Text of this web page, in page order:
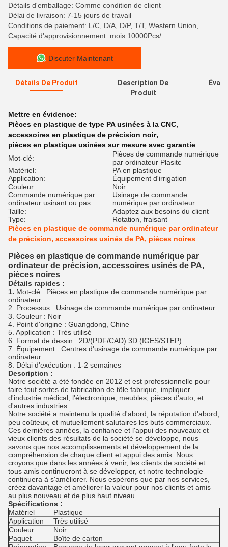
Détails d'emballage: Comme condition de client
Délai de livraison: 7-15 jours de travail
Conditions de paiement: L/C, D/A, D/P, T/T, Western Union,
Capacité d'approvisionnement: mois 10000Pcs/
Discuter Maintenant
Détails De Produit
Description De
Produit
Mettre en évidence:
Pièces en plastique de type PA usinées à la CNC,
accessoires en plastique de précision noir,
pièces en plastique usinées sur mesure avec garantie
Mot-clé:
Pièces de commande numérique
par ordinateur Plasitc
Matériel:
PA en plastique
Application:
Équipement d'irrigation
Couleur:
Noir
Commande numérique par
ordinateur usinant ou pas:
Usinage de commande
numérique par ordinateur
Taille:
Adaptez aux besoins du client
Type:
Rotation, fraisant
Pièces en plastique de commande numérique par ordinateur
de précision, accessoires usinés de PA, pièces noires
Pièces en plastique de commande numérique par
ordinateur de précision, accessoires usinés de PA,
pièces noires
Détails rapides :
1. Mot-clé : Pièces en plastique de commande numérique par
ordinateur
2. Processus : Usinage de commande numérique par ordinateur
3. Couleur : Noir
4. Point d'origine : Guangdong, Chine
5. Application : Très utilisé
6. Format de dessin : 2D/(PDF/CAD) 3D (IGES/STEP)
7. Équipement : Centres d'usinage de commande numérique par
ordinateur
8. Délai d'exécution : 1-2 semaines
Description :
Notre société a été fondée en 2012 et est professionnelle pour
faire tout sortes de fabrication de tôle fabrique, impliquer
d'industrie médical, l'électronique, meubles, pièces d'auto, et
d'autres industries.
Notre société a maintenu la qualité d'abord, la réputation d'abord,
peu coûteux, et mutuellement salutaires les buts commerciaux.
Ces dernières années, la confiance et l'appui des nouveaux et
vieux clients des résultats de la société se développe, nous
savons que nos accomplissements et développement de la
compréhension de chaque client et appui des amis. Nous
croyons que dans les années à venir, les clients de société et
tous amis continueront à se développer, et notre technologie
continuera à s'améliorer. Nous espérons que par nos services,
créez davantage et améliorer la valeur pour nos clients et amis
au plus nouveau et de plus haut niveau.
Spécifications :
Matériel
Plastique
Application
Très utilisé
Couleur
Noir
Paquet
Boîte de carton